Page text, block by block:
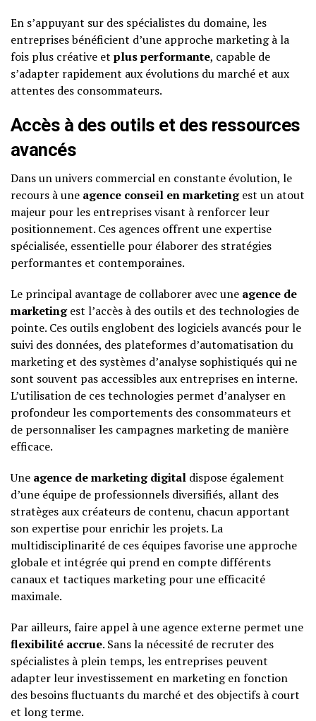
En s’appuyant sur des spécialistes du domaine, les
entreprises bénéficient d’une approche marketing à la
fois plus créative et plus performante, capable de
s’adapter rapidement aux évolutions du marché et aux
attentes des consommateurs.
Accès à des outils et des ressources
avancés
Dans un univers commercial en constante évolution, le
recours à une agence conseil en marketingest un atout
majeur pour les entreprises visant à renforcer leur
positionnement. Ces agences offrent une expertise
spécialisée, essentielle pour élaborer des stratégies
performantes et contemporaines.
Le principal avantage de collaborer avec une agence de
marketingest l’accès à des outils et des technologies de
pointe. Ces outils englobent des logiciels avancés pour le
suivi des données, des plateformes d’automatisation du
marketing et des systèmes d’analyse sophistiqués qui ne
sont souvent pas accessibles aux entreprises en interne.
L’utilisation de ces technologies permet d’analyser en
profondeur les comportements des consommateurs et
de personnaliser les campagnes marketing de manière
efficace.
Une agence de marketing digital dispose également
d’une équipe de professionnels diversifiés, allant des
stratèges aux créateurs de contenu, chacun apportant
son expertise pour enrichir les projets. La
multidisciplinarité de ces équipes favorise une approche
globale et intégrée qui prend en compte différents
canaux et tactiques marketing pour une efficacité
maximale.
Par ailleurs, faire appel à une agence externe permet une
flexibilité accrue. Sans la nécessité de recruter des
spécialistes à plein temps, les entreprises peuvent
adapter leur investissement en marketing en fonction
des besoins fluctuants du marché et des objectifs à court
et long terme.